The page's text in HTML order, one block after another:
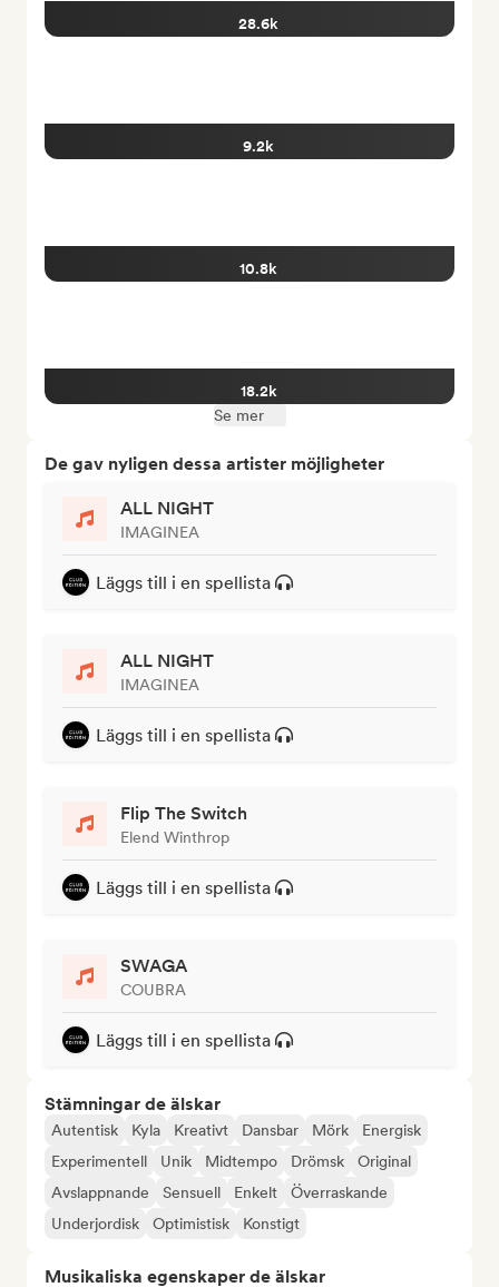
28.6k
9.2k
10.8k
18.2k
Se mer
De gav nyligen dessa artister möjligheter
ALL NIGHT
IMAGINEA
Läggs till i en spellista
ALL NIGHT
IMAGINEA
Läggs till i en spellista
Flip The Switch
Elend Winthrop
Läggs till i en spellista
SWAGA
COUBRA
Läggs till i en spellista
Stämningar de älskar
Autentisk Kyla Kreativt Dansbar Mörk
Energisk
Experimentell
Unik Midtempo Drömsk
Original
Avslappnande
Sensuell Enkelt
Överraskande
Underjordisk
Optimistisk Konstigt
Musikaliska egenskaper de älskar